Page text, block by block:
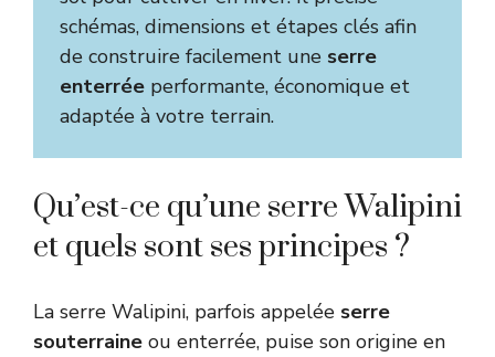
schémas, dimensions et étapes clés afin
de construire facilement une serre
enterrée performante, économique et
adaptée à votre terrain.
Qu’est-ce qu’une serre Walipini
et quels sont ses principes ?
La serre Walipini, parfois appelée serre
souterraine ou enterrée, puise son origine en